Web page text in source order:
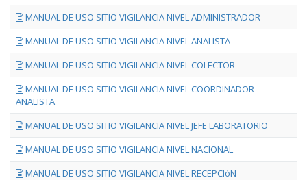
MANUAL DE USO SITIO VIGILANCIA NIVEL ADMINISTRADOR
MANUAL DE USO SITIO VIGILANCIA NIVEL ANALISTA
MANUAL DE USO SITIO VIGILANCIA NIVEL COLECTOR
MANUAL DE USO SITIO VIGILANCIA NIVEL COORDINADOR
ANALISTA
MANUAL DE USO SITIO VIGILANCIA NIVEL JEFE LABORATORIO
MANUAL DE USO SITIO VIGILANCIA NIVEL NACIONAL
MANUAL DE USO SITIO VIGILANCIA NIVEL RECEPCIóN